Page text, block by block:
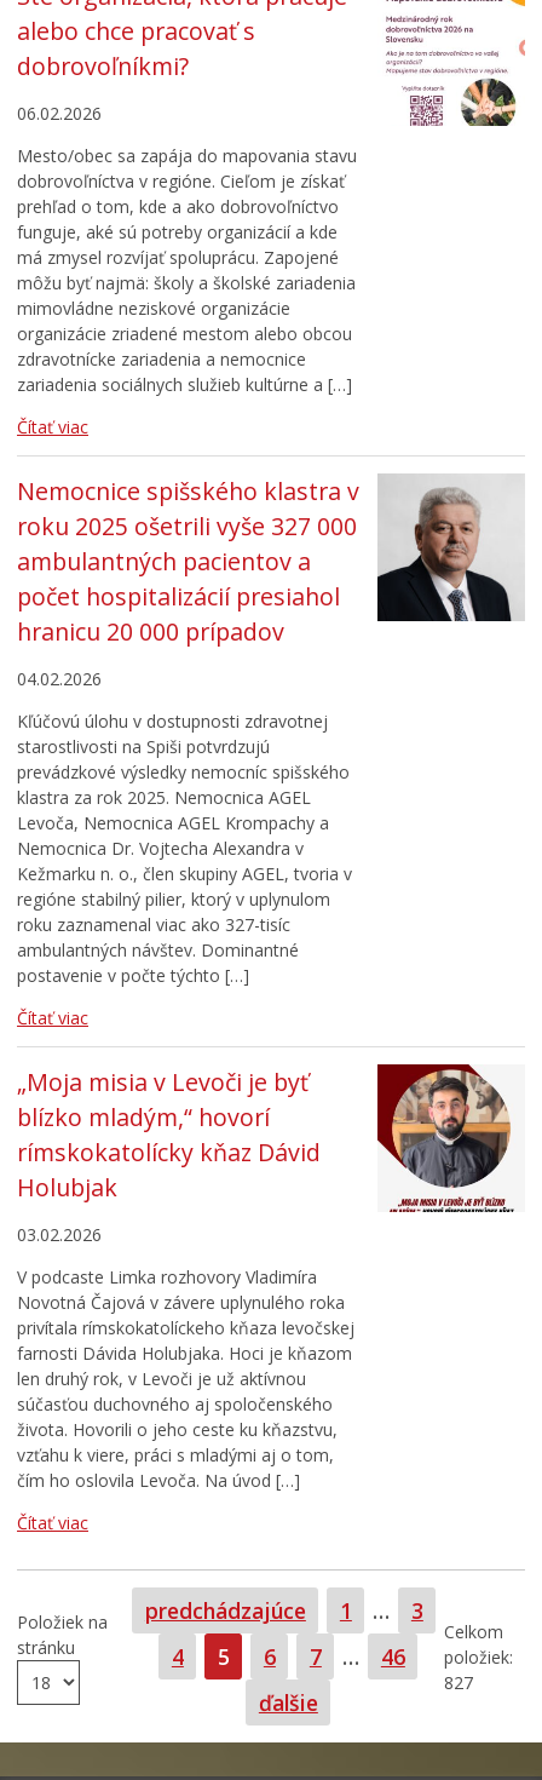
alebo chce pracovať s
dobrovoľníkmi?
06.02.2026
Mesto/obec sa zapája do mapovania stavu
dobrovoľníctva v regióne. Cieľom je získať
prehľad o tom, kde a ako dobrovoľníctvo
funguje, aké sú potreby organizácií a kde
má zmysel rozvíjať spoluprácu. Zapojené
môžu byť najmä: školy a školské zariadenia
mimovládne neziskové organizácie
organizácie zriadené mestom alebo obcou
zdravotnícke zariadenia a nemocnice
zariadenia sociálnych služieb kultúrne a […]
Čítať viac
Nemocnice spišského klastra v
roku 2025 ošetrili vyše 327 000
ambulantných pacientov a
počet hospitalizácií presiahol
hranicu 20 000 prípadov
04.02.2026
Kľúčovú úlohu v dostupnosti zdravotnej
starostlivosti na Spiši potvrdzujú
prevádzkové výsledky nemocníc spišského
klastra za rok 2025. Nemocnica AGEL
Levoča, Nemocnica AGEL Krompachy a
Nemocnica Dr. Vojtecha Alexandra v
Kežmarku n. o., člen skupiny AGEL, tvoria v
regióne stabilný pilier, ktorý v uplynulom
roku zaznamenal viac ako 327-tisíc
ambulantných návštev. Dominantné
postavenie v počte týchto […]
Čítať viac
„Moja misia v Levoči je byť
blízko mladým,“ hovorí
rímskokatolícky kňaz Dávid
Holubjak
03.02.2026
V podcaste Limka rozhovory Vladimíra
Novotná Čajová v závere uplynulého roka
privítala rímskokatolíckeho kňaza levočskej
farnosti Dávida Holubjaka. Hoci je kňazom
len druhý rok, v Levoči je už aktívnou
súčasťou duchovného aj spoločenského
života. Hovorili o jeho ceste ku kňazstvu,
vzťahu k viere, práci s mladými aj o tom,
čím ho oslovila Levoča. Na úvod […]
Čítať viac
Položiek na
stránku
predchádzajúce Strana
1 … Strana
3
Strana
4 Strana
5 Strana
6 Strana
7 … Strana
46
ďalšie
Celkom
položiek:
827